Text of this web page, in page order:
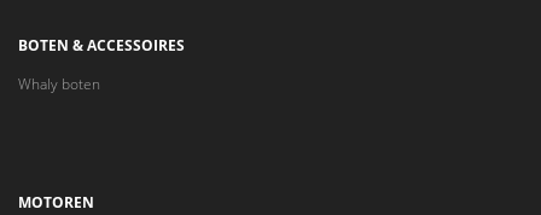
BOTEN & ACCESSOIRES
Whaly boten
MOTOREN